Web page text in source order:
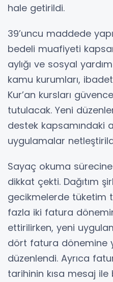
hale getirildi.
39’uncu maddede
bedeli muafiyeti
aylığı ve sosyal
kamu kurumları,
Kur’an kursları
tutulacak. Yeni
destek kapsamındaki
uygulamalar
Sayaç okuma
dikkat çekti. Dağıtım
gecikmelerde tüketim
fazla iki fatura
ettirilirken, yeni
dört fatura dönemine
düzenlendi. Ayrıca
tarihinin kısa mesaj